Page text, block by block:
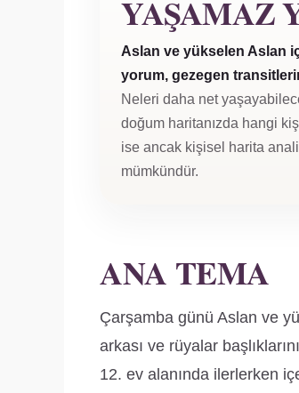
YAŞAMAZ
Aslan ve yükselen Aslan
yorum, gezegen
Neleri daha net
doğum haritanızda hangi
ise ancak kişisel harita
mümkündür.
ANA TEMA
Çarşamba günü Aslan ve
arkası ve rüyalar
12. ev alanında ilerlerken